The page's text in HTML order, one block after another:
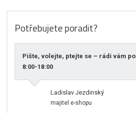
Potřebujete poradit?
Pište, volejte, ptejte se – rádi vám
8:00-18:00
Ladislav Jezdinský
majitel e-shopu